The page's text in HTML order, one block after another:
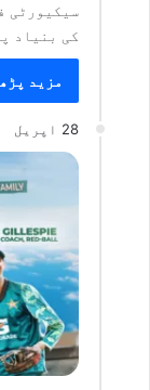
سیکیورٹی
کی بنیاد پر
مزید
28 اپریل